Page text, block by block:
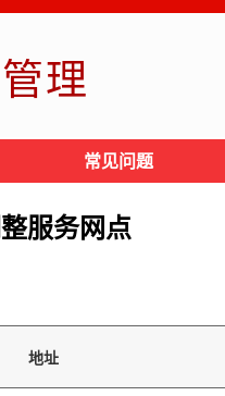
理
常见问题
服务网点
地址